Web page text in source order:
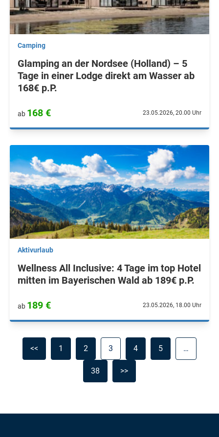
Camping
Glamping an der Nordsee (Holland) – 5
Tage in einer Lodge direkt am Wasser ab
168€ p.P.
ab 168 € 23.05.2026, 20.00 Uhr
Aktivurlaub
Wellness All Inclusive: 4 Tage im top Hotel
mitten im Bayerischen Wald ab 189€ p.P.
ab 189 € 23.05.2026, 18.00 Uhr
<< 1 2 3 4 5 …
38 >>